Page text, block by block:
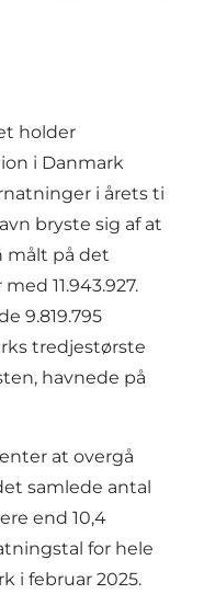
holder
i Danmark
i årets ti
bryste sig af at
målt på det
11.943.927.
9.819.795
tredjestørste
havnede på
at overgå
samlede antal
end 10,4
for hele
i februar 2025.